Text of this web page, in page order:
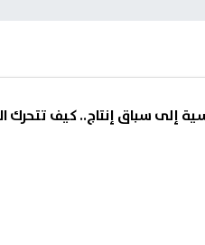
إلى سباق إنتاج.. كيف تتحرك